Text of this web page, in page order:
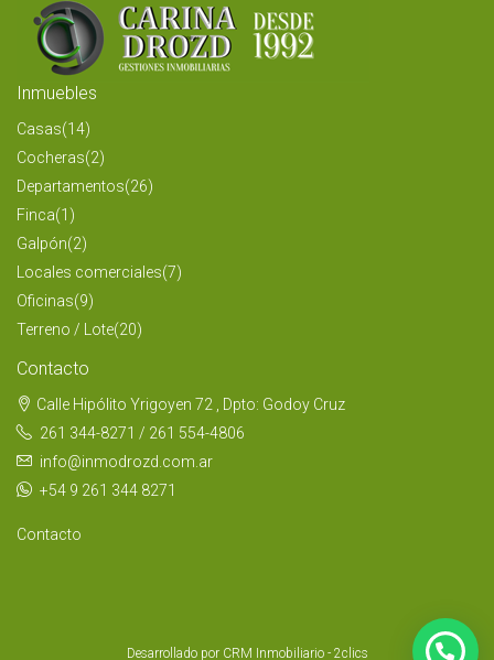
Inmuebles
Casas(14)
Cocheras(2)
Departamentos(26)
Finca(1)
Galpón(2)
Locales comerciales(7)
Oficinas(9)
Terreno / Lote(20)
Contacto
Calle Hipólito Yrigoyen 72 , Dpto: Godoy Cruz
261 344-8271 / 261 554-4806
info@inmodrozd.com.ar
+54 9 261 344 8271
Contacto
Desarrollado por CRM Inmobiliario - 2clics